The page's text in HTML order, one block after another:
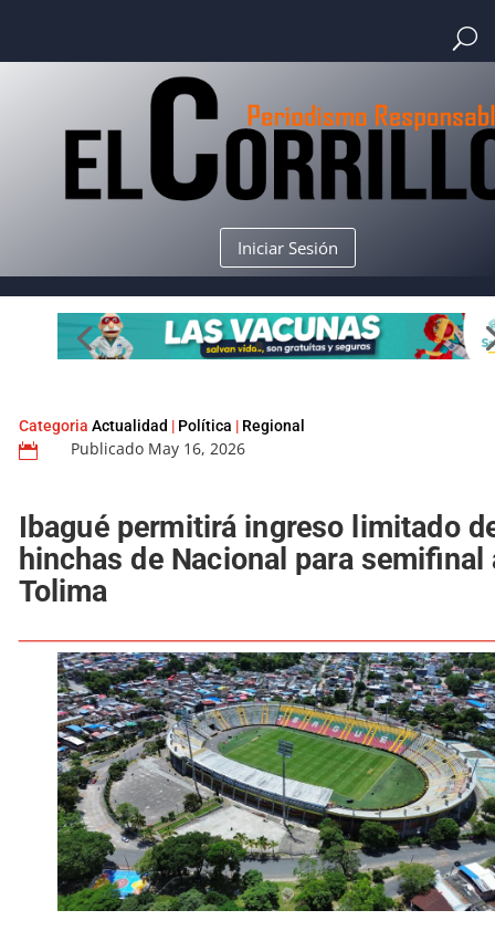
Iniciar Sesión
Categoria Actualidad | Política | Regional
 Publicado May 16, 2026
Ibagué permitirá ingreso limitado
hinchas de Nacional para semifinal
Tolima